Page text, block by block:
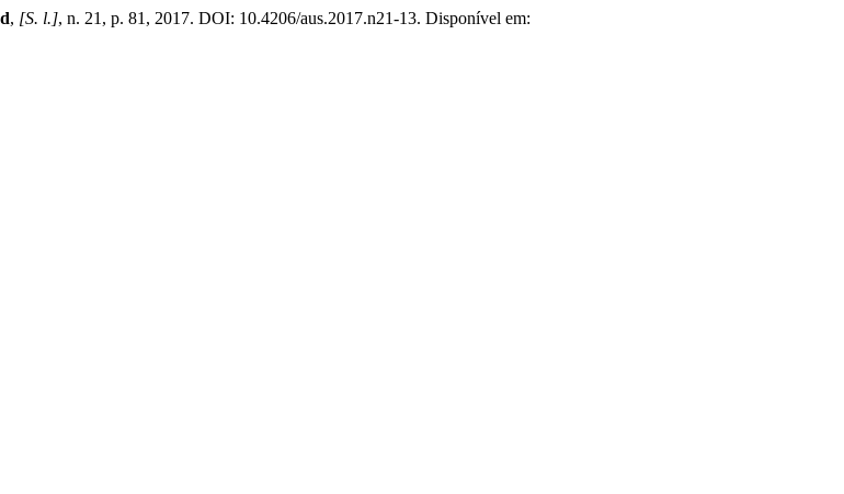
, [S. l.], n. 21, p. 81, 2017. DOI: 10.4206/aus.2017.n21-13. Disponível em: